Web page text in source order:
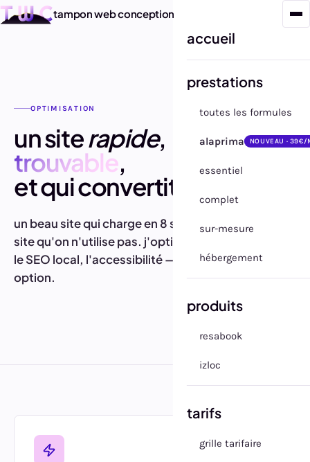
tampon web conception
accueil
prestations
toutes les formules
alaprima NOUVEAU · 39€/
essentiel
complet
sur-mesure
hébergement
produits
resabook
izloc
tarifs
grille tarifaire
OPTIMISATION
un siterapide,
trouvable,
et qui convertit.
un beau site qui charge en 8 secondes, c'est un
site qu'on n'utilise pas. j'optimise pour la vitesse,
le SEO local, l'accessibilité — par défaut, pas en
option.